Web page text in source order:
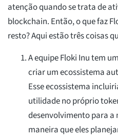
atenção quando se trata de
blockchain. Então, o que faz
resto? Aqui estão três coisas
A equipe Floki Inu tem
criar um ecossistema
Esse ecossistema
utilidade no próprio
desenvolvimento para a
maneira que eles